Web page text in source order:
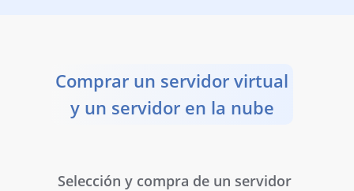
Comprar un servidor virtual
y un servidor en la nube
Selección y compra de un servidor